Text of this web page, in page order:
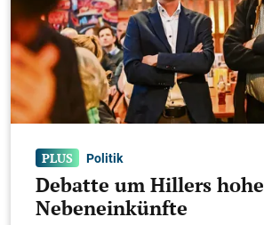
Politik
Debatte um Hillers hohe
Nebeneinkünfte